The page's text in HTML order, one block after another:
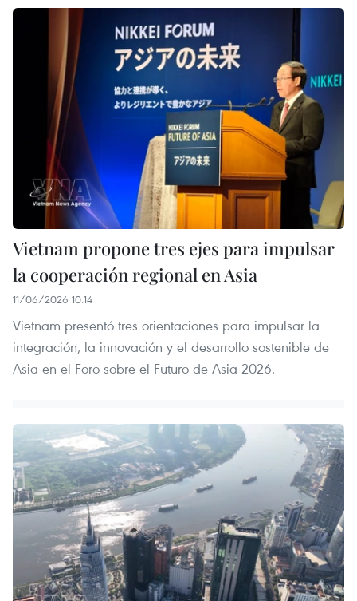
Vietnam propone tres ejes para impulsar
la cooperación regional en Asia
11/06/2026 10:14
Vietnam presentó tres orientaciones para impulsar la
integración, la innovación y el desarrollo sostenible de
Asia en el Foro sobre el Futuro de Asia 2026.